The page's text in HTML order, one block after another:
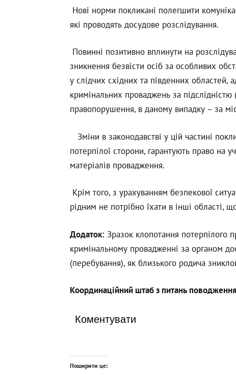
Нові норми покликані полегшити
які проводять досудове розслідування.
Повинні позитивно вплинути на
зникнення безвісти осіб за особливих
у слідчих східних та південних областей,
кримінальних проваджень за
правопорушення, в даному випадку – за
Зміни в законодавстві у цій частині
потерпілої сторони, гарантують право на
матеріалів провадження.
Крім того, з урахуванням безпекової
рідним не потрібно їхати в інші області,
Додаток:Зразок клопотання потерпілого
кримінальному провадженні за органом
(перебування), як близького родича
Координаційний штаб з питань
Коментувати
Поширити це: